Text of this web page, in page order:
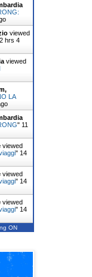
viewed
2 hrs 4
viewed
LA
" 11
viewed
" 14
viewed
" 14
viewed
" 14
ON